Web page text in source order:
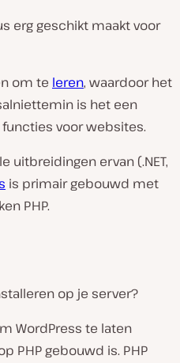
erg geschikt maakt voor
om te leren, waardoor het
is het een
voor websites.
uitbreidingen ervan (.NET,
is primair gebouwd met
PHP.
op je server?
WordPress te laten
PHP gebouwd is. PHP